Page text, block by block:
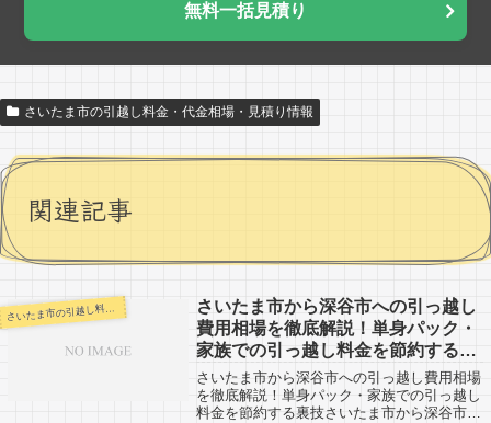
無料一括見積り
さいたま市の引越し料金・代金相場・見積り情報
関連記事
さいたま市の引越し料金・代金相場・見積り情報
さいたま市から深谷市への引っ越し
費用相場を徹底解説！単身パック・
家族での引っ越し料金を節約する裏
技
さいたま市から深谷市への引っ越し費用相場
を徹底解説！単身パック・家族での引っ越し
料金を節約する裏技さいたま市から深谷市へ